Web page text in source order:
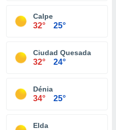
Calpe
32° 25°
Ciudad Quesada
32° 24°
Dénia
34° 25°
Elda